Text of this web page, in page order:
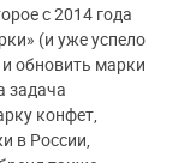
c 2014 года
(и уже успело
обновить марки
задача
конфет,
в России,